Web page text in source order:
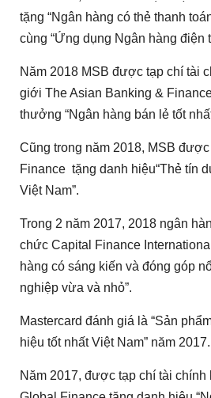
tặng “Ngân hàng có thẻ thanh
cùng “Ứng dụng Ngân hàng điện
Năm 2018 MSB được tạp chí tài
giới The Asian Banking &
thưởng “Ngân hàng bán lẻ tốt
Cũng trong năm 2018, MSB được
Finance tặng danh hiệu“Thẻ tín
Việt Nam”.
Trong 2 năm 2017, 2018 ngân
chức Capital Finance
hàng có sáng kiến và đóng góp
nghiệp vừa và nhỏ”.
Mastercard đánh giá là “Sản
hiệu tốt nhất Việt Nam” năm 2017.
Năm 2017, được tạp chí tài chính